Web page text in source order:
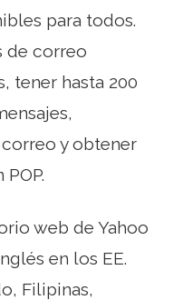
para todos.
de correo
tener hasta 200
y obtener
web de Yahoo
en los EE.
Filipinas,